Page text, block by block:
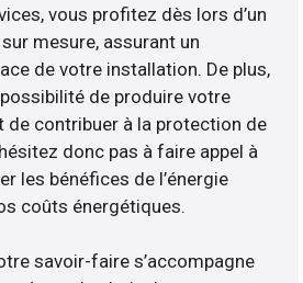
vous profitez dès lors d’un
mesure, assurant un
de votre installation. De plus,
de produire votre
de contribuer à la protection de
donc pas à faire appel à
les bénéfices de l’énergie
coûts énergétiques.
savoir-faire s’accompagne